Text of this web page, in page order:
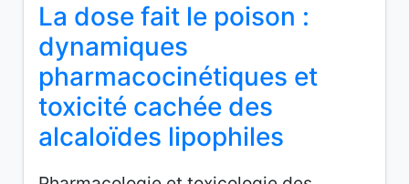
La dose fait le poison :
dynamiques
pharmacocinétiques et
toxicité cachée des
alcaloïdes lipophiles